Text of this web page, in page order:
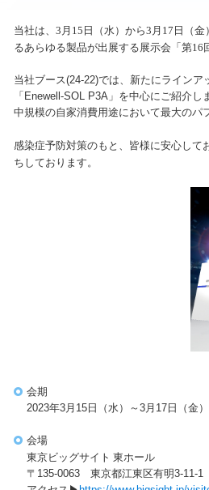
当社は、 3 月 15 日（水）から3 月 17 日（
るあらゆる製品が出展する展示会「第16
当社ブース(24-22)では、新たにライン
「Enewell-SOL P3A」を中心にご紹介し
中規模の自家消費用途において最大のパ
感染症予防対策のもと、皆様に安心して
ちしております。
会期
2023年3月15日（水）～3月17日（金
会場
東京ビッグサイト 東ホール
〒135-0063 東京都江東区有明3-11-1